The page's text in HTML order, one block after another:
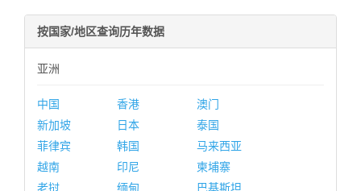
按国家/地区查询历年数据
亚洲
中国 香港
澳门
新加坡
日本
泰国
菲律宾
韩国
马来西亚
越南
印尼
柬埔寨
老挝
缅甸
巴基斯坦